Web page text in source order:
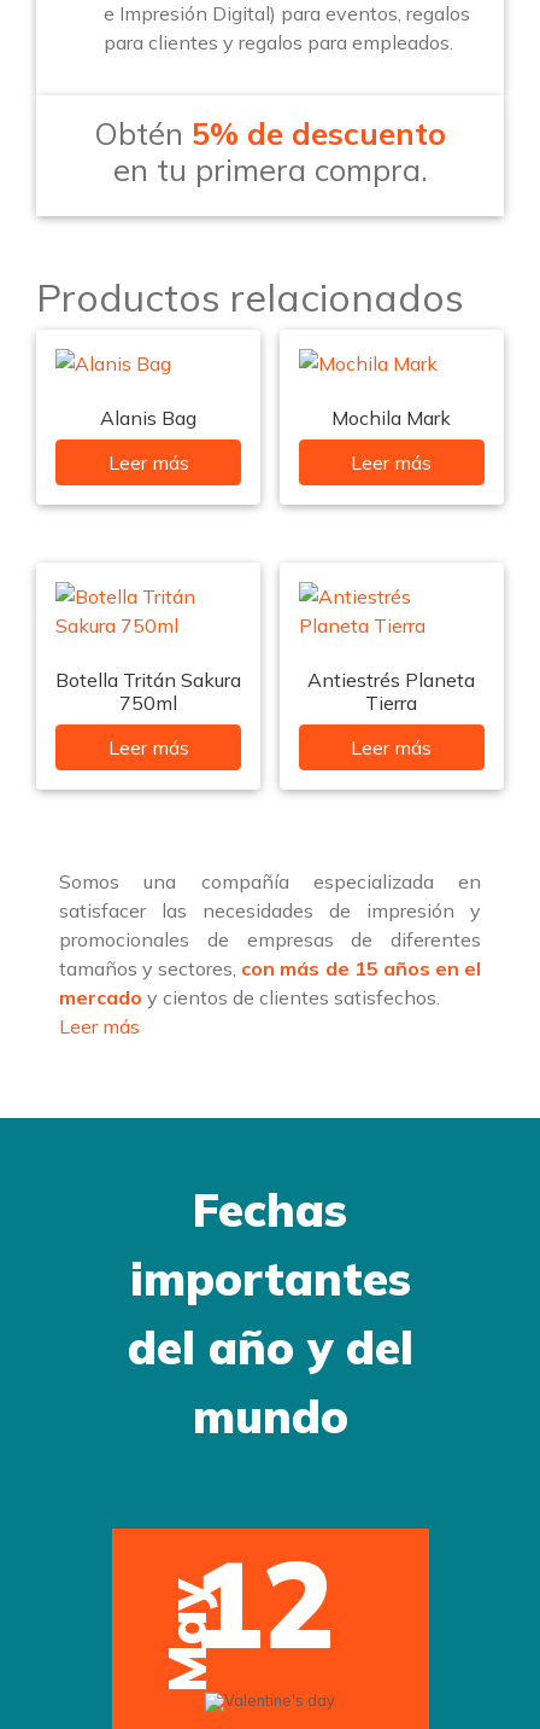
e Impresión Digital) para eventos, regalos
para clientes y regalos para empleados.
Obtén 5% de descuento
en tu primera compra.
Productos relacionados
Alanis Bag
Leer más
Mochila Mark
Leer más
Botella Tritán Sakura
750ml
Leer más
Antiestrés Planeta
Tierra
Leer más
Somos una compañía especializada en
satisfacer las necesidades de impresión y
promocionales de empresas de diferentes
tamaños y sectores, con más de 15 años en el
mercado y cientos de clientes satisfechos.
Leer más
Fechas
importantes
del año y del
mundo
May
12